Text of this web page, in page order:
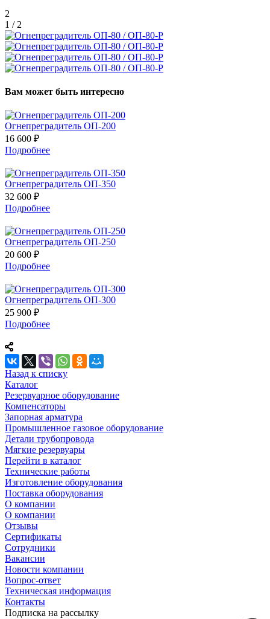
2
1 / 2
Вам может быть интересно
Огнепреградитель ОП-200
16 600 ₽
Подробнее
Огнепреградитель ОП-350
32 600 ₽
Подробнее
Огнепреградитель ОП-250
20 600 ₽
Подробнее
Огнепреградитель ОП-300
25 900 ₽
Подробнее
Назад к списку
Каталог
Резервуарное оборудование
Компенсаторы
Запорная арматура
Промышленное газовое оборудование
Детали трубопровода
Мягкие резервуары
Перейти в каталог
Технические работы
Изготовление оборудования
Поставка оборудования
О компании
О компании
Отзывы
Сертификаты
Сотрудники
Вакансии
Новости компании
Вопрос-ответ
Техническая информация
Контакты
Подписка на рассылку